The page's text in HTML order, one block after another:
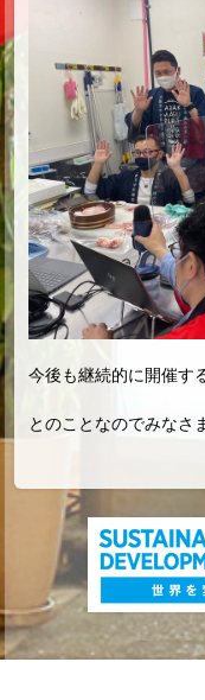
今後も継続的に開催す
とのことなのでみなさ